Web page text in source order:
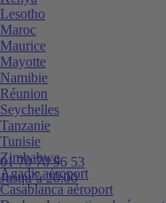
01 70 70 96 53
Jusqu’à 20:00
Lesotho
Maroc
Maurice
Mayotte
Namibie
Réunion
Seychelles
Tanzanie
Tunisie
Zimbabwe
Agadir aéroport
Casablanca aéroport